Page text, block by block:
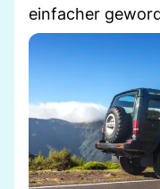
einfacher